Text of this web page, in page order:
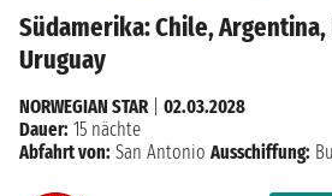
Südamerika: Chile,
Uruguay
NORWEGIAN STAR| 02.03.2028
Dauer: 15 nächte
Abfahrt von: San Antonio Ausschiffung: